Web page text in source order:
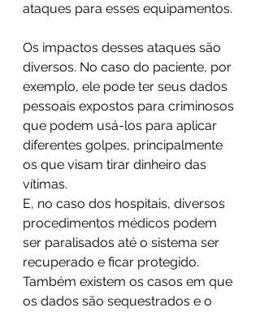
ataques para esses equipamentos.
Os impactos desses ataques são
diversos. No caso do paciente, por
exemplo, ele pode ter seus dados
pessoais expostos para criminosos
que podem usá-los para aplicar
diferentes golpes, principalmente
os que visam tirar dinheiro das
vítimas.
E, no caso dos hospitais, diversos
procedimentos médicos podem
ser paralisados até o sistema ser
recuperado e ficar protegido.
Também existem os casos em que
os dados são sequestrados e o